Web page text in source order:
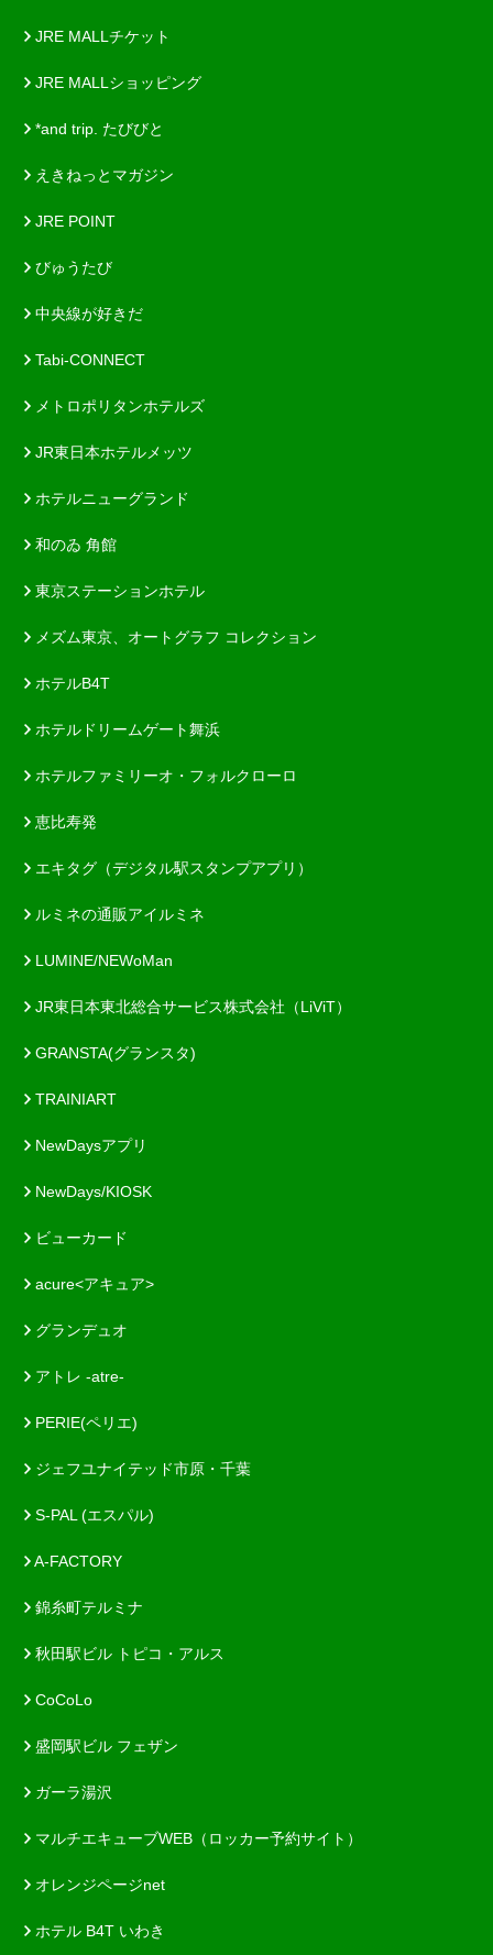
JRE MALLチケット
JRE MALLショッピング
*and trip. たびびと
えきねっとマガジン
JRE POINT
びゅうたび
中央線が好きだ
Tabi-CONNECT
メトロポリタンホテルズ
JR東日本ホテルメッツ
ホテルニューグランド
和のゐ 角館
東京ステーションホテル
メズム東京、オートグラフ コレクション
ホテルB4T
ホテルドリームゲート舞浜
ホテルファミリーオ・フォルクローロ
恵比寿発
エキタグ（デジタル駅スタンプアプリ）
ルミネの通販アイルミネ
LUMINE/NEWoMan
JR東日本東北総合サービス株式会社（LiViT）
GRANSTA(グランスタ)
TRAINIART
NewDaysアプリ
NewDays/KIOSK
ビューカード
acure<アキュア>
グランデュオ
アトレ -atre-
PERIE(ペリエ)
ジェフユナイテッド市原・千葉
S-PAL (エスパル)
A-FACTORY
錦糸町テルミナ
秋田駅ビル トピコ・アルス
CoCoLo
盛岡駅ビル フェザン
ガーラ湯沢
マルチエキューブWEB（ロッカー予約サイト）
オレンジページnet
ホテル B4T いわき